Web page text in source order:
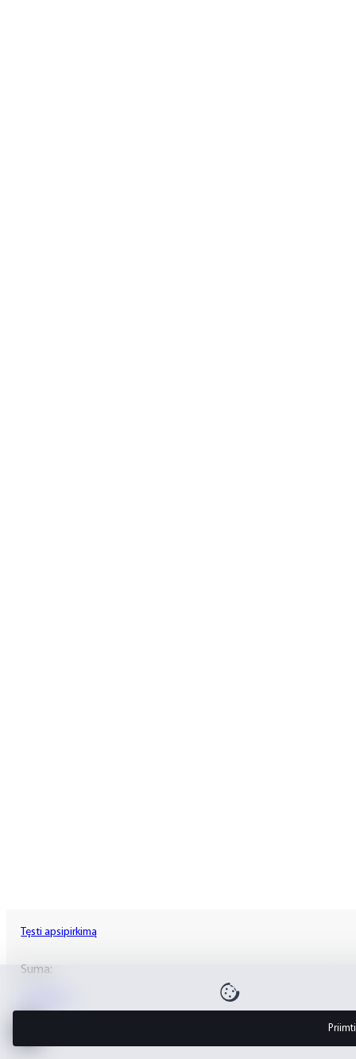
Tęsti apsipirkimą
Suma: